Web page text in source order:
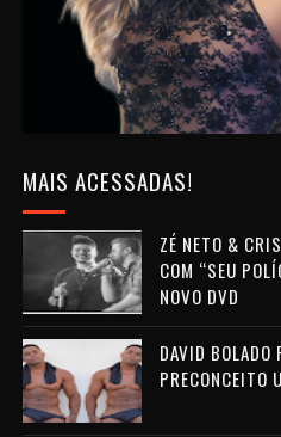
MAIS ACESSADAS!
ZÉ NETO &
COM “SEU
NOVO DVD
DAVID BOLADO
PRECONCEITO